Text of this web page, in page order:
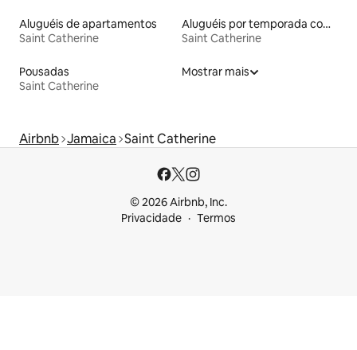
Aluguéis de apartamentos
Saint Catherine
Aluguéis por temporada com acesso à praia
Saint Catherine
Pousadas
Saint Catherine
Mostrar mais
Airbnb Jamaica Saint Catherine
© 2026 Airbnb, Inc.
Privacidade
Termos